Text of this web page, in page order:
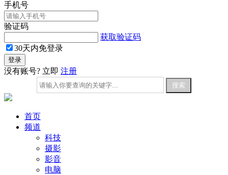
手机号
验证码
获取验证码
30天内免登录
没有账号? 立即 注册
首页
频道
科技
摄影
影音
电脑